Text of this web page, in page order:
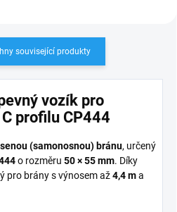
související produkty
vozík pro
profilu CP444
(samonosnou) bránu, určený
o rozměru 50 × 55 mm. Díky
pro brány s výnosem až4,4 ma